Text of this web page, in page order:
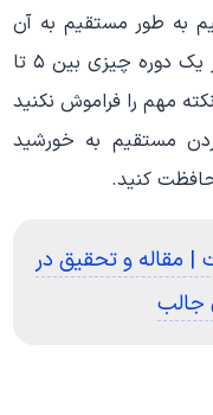
به طور مستقیم به آن
نگاه کنیم. طول زمانی کسوف حلقوی در یک دوره چیزی بین ۵ تا
مهم را فراموش نکنید
مستقیم به خورشید
کنید.
| مقاله و تحقیق در
جالب